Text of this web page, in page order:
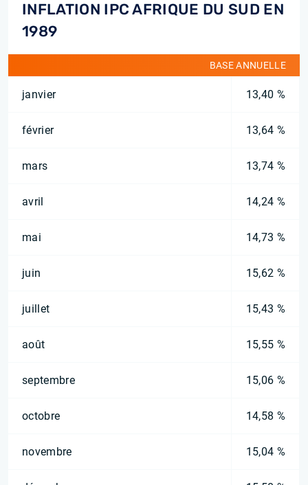
INFLATION IPC AFRIQUE DU SUD EN
1989
BASE ANNUELLE
janvier 13,40 %
février 13,64 %
mars 13,74 %
avril 14,24 %
mai 14,73 %
juin 15,62 %
juillet 15,43 %
août 15,55 %
septembre 15,06 %
octobre 14,58 %
novembre 15,04 %